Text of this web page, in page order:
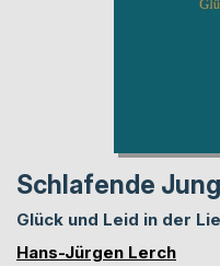
Schlafende
Glück und Leid in der
Hans-Jürgen Lerch